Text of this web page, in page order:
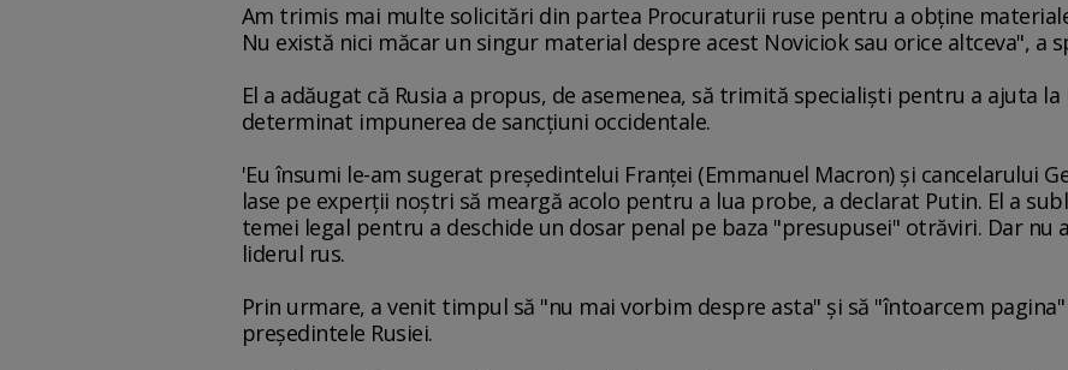
Am trimis mai multe solicitări din partea Procuraturii ruse pentru a obţine
Nu există nici măcar un singur material despre acest Noviciok sau orice altceva", a
El a adăugat că Rusia a propus, de asemenea, să trimită specialişti pentru a ajuta
determinat impunerea de sancţiuni occidentale.
'Eu însumi le-am sugerat preşedintelui Franţei (Emmanuel Macron) şi cancelarului
lase pe experţii noştri să meargă acolo pentru a lua probe, a declarat Putin. El a
temei legal pentru a deschide un dosar penal pe baza "presupusei" otrăviri. Dar
liderul rus.
Prin urmare, a venit timpul să "nu mai vorbim despre asta" şi să "întoarcem
preşedintele Rusiei.